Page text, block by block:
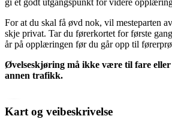
gi et godt utgangspunkt for videre
For at du skal få øvd nok, vil mesteparten
skje privat. Tar du førerkortet for første
år på opplæringen før du går opp til
Øvelseskjøring må ikke være til fare
annen trafikk.
Kart og veibeskrivelse